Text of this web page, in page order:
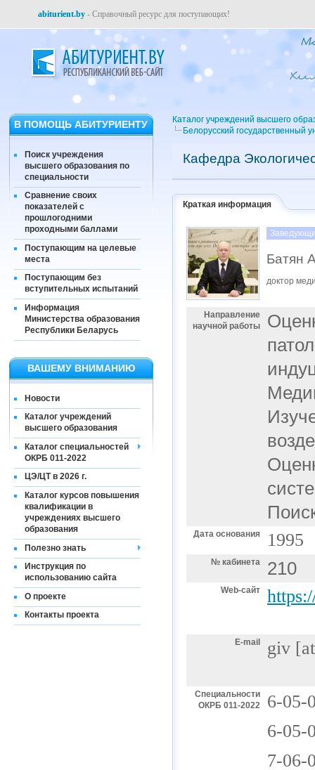
abiturient.by - Справочный ресурс для поступающих!
В ПОМОЩЬ АБИТУРИЕНТУ
Поиск учреждения
высшего образования по
специальности
Сравнение своих
показателей с
прошлогодними
проходными баллами
Поступающим на целевые
места
Поступающим без
вступительных испытаний
Информация
Министерства образования
Республики Беларусь
ВАШЕМУ ВНИМАНИЮ
Новости
Каталог учреждений
высшего образования
Каталог специальностей
ОКРБ 011-2022
ЦЭ/ЦТ в 2026 г.
Каталог курсов повышения
квалификации в
учреждениях высшего
образования
Полезно знать
Инструкция по
использованию сайта
О проекте
Контакты проекта
Каталог учреждений высшего
Белорусский государственный
Кафедра
Краткая информация
Батян
доктор
Направление
научной работы
Дата основания 1995
№ кабинета 210
Web-сайт
E-mail giv
Специальности
ОКРБ 011-2022
6-05-
6-05-
7-06-